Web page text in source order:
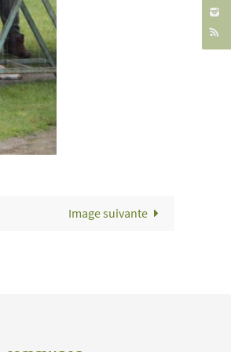
Image suivante